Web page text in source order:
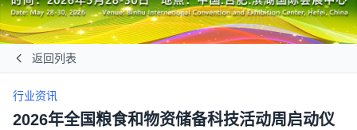
返回列表
行业资讯
2026年全国粮食和物资储备科技活动周启动仪